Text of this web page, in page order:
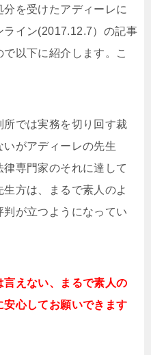
を受けたアディーレに
ライン(2017.12.7）の記事
以下に紹介します。こ
所では実務を切り回す裁
がアディーレの先生
律専門家のそれに達して
方は、まるで素人のよ
が立つようになってい
えない、まるで素人の
心してお願いできます